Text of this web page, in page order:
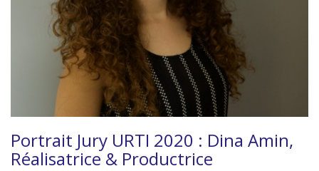
Portrait Jury URTI 2020 : Dina Amin,
Réalisatrice & Productrice